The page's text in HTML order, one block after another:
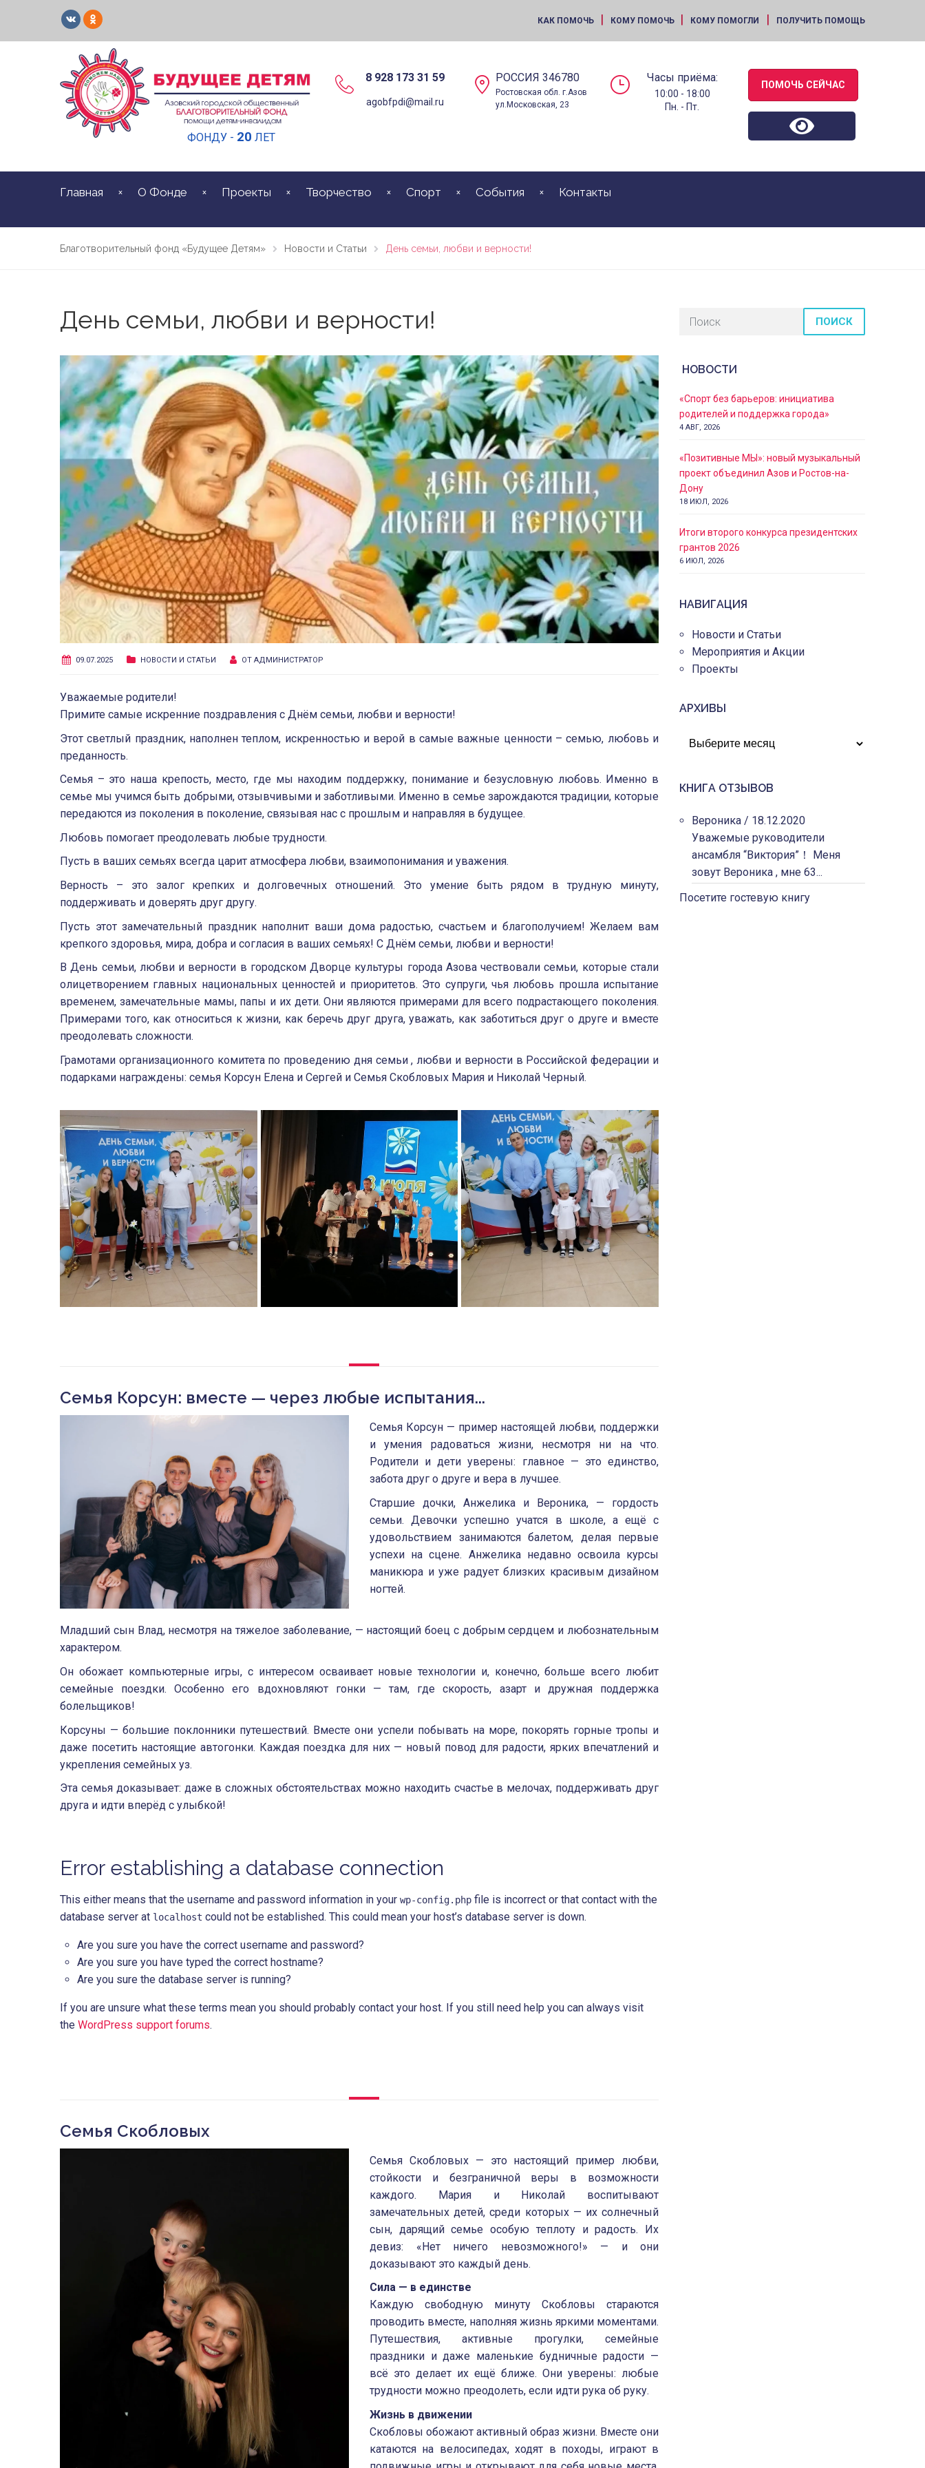
КАК ПОМОЧЬ | КОМУ ПОМОЧЬ | КОМУ ПОМОГЛИ | ПОЛУЧИТЬ ПОМОЩЬ
ФОНДУ - 20 ЛЕТ
8 928 173 31 59
agobfpdi@mail.ru
РОССИЯ 346780
Ростовская обл. г.Азов
ул.Московская, 23
Часы приёма:
10:00 - 18:00
Пн. - Пт.
ПОМОЧЬ СЕЙЧАС
Главная О Фонде Проекты Творчество Спорт События Контакты
Благотворительный фонд «Будущее Детям» Новости и Статьи День семьи, любви и верности!
День семьи, любви и верности!
09.07.2025 НОВОСТИ И СТАТЬИ ОТ АДМИНИСТРАТОР
Уважаемые родители!
Примите самые искренние поздравления с Днём семьи, любви и верности!
Этот светлый праздник, наполнен теплом, искренностью и верой в самые важные ценности – семью, любовь и
преданность.
Семья – это наша крепость, место, где мы находим поддержку, понимание и безусловную любовь. Именно в
семье мы учимся быть добрыми, отзывчивыми и заботливыми. Именно в семье зарождаются традиции, которые
передаются из поколения в поколение, связывая нас с прошлым и направляя в будущее.
Любовь помогает преодолевать любые трудности.
Пусть в ваших семьях всегда царит атмосфера любви, взаимопонимания и уважения.
Верность – это залог крепких и долговечных отношений. Это умение быть рядом в трудную минуту,
поддерживать и доверять друг другу.
Пусть этот замечательный праздник наполнит ваши дома радостью, счастьем и благополучием! Желаем вам
крепкого здоровья, мира, добра и согласия в ваших семьях! С Днём семьи, любви и верности!
В День семьи, любви и верности в городском Дворце культуры города Азова чествовали семьи, которые стали
олицетворением главных национальных ценностей и приоритетов. Это супруги, чья любовь прошла испытание
временем, замечательные мамы, папы и их дети. Они являются примерами для всего подрастающего поколения.
Примерами того, как относиться к жизни, как беречь друг друга, уважать, как заботиться друг о друге и вместе
преодолевать сложности.
Грамотами организационного комитета по проведению дня семьи , любви и верности в Российской федерации и
подарками награждены: семья Корсун Елена и Сергей и Семья Скобловых Мария и Николай Черный.
Семья Корсун: вместе — через любые испытания...
Семья Корсун — пример настоящей любви, поддержки
и умения радоваться жизни, несмотря ни на что.
Родители и дети уверены: главное — это единство,
забота друг о друге и вера в лучшее.
Старшие дочки, Анжелика и Вероника, — гордость
семьи. Девочки успешно учатся в школе, а ещё с
удовольствием занимаются балетом, делая первые
успехи на сцене. Анжелика недавно освоила курсы
маникюра и уже радует близких красивым дизайном
ногтей.
Младший сын Влад, несмотря на тяжелое заболевание, — настоящий боец с добрым сердцем и любознательным
характером.
Он обожает компьютерные игры, с интересом осваивает новые технологии и, конечно, больше всего любит
семейные поездки. Особенно его вдохновляют гонки — там, где скорость, азарт и дружная поддержка
болельщиков!
Корсуны — большие поклонники путешествий. Вместе они успели побывать на море, покорять горные тропы и
даже посетить настоящие автогонки. Каждая поездка для них — новый повод для радости, ярких впечатлений и
укрепления семейных уз.
Эта семья доказывает: даже в сложных обстоятельствах можно находить счастье в мелочах, поддерживать друг
друга и идти вперёд с улыбкой!
Error establishing a database connection
This either means that the username and password information in your wp-config.php file is incorrect or that contact with the
database server at localhost could not be established. This could mean your host’s database server is down.
Are you sure you have the correct username and password?
Are you sure you have typed the correct hostname?
Are you sure the database server is running?
If you are unsure what these terms mean you should probably contact your host. If you still need help you can always visit
the WordPress support forums.
Семья Скобловых
Семья Скобловых— это настоящий пример любви,
стойкости и безграничной веры в возможности
каждого. Мария и Николай воспитывают
замечательных детей, среди которых — их солнечный
сын, дарящий семье особую теплоту и радость. Их
девиз: «Нет ничего невозможного!» — и они
доказывают это каждый день.
Сила — в единстве
Каждую свободную минуту Скобловы стараются
проводить вместе, наполняя жизнь яркими моментами.
Путешествия, активные прогулки, семейные
праздники и даже маленькие будничные радости —
всё это делает их ещё ближе. Они уверены: любые
трудности можно преодолеть, если идти рука об руку.
Жизнь в движении
Скобловы обожают активный образ жизни. Вместе они
катаются на велосипедах, ходят в походы, играют в
ПОИСК
НОВОСТИ
«Спорт без барьеров: инициатива
родителей и поддержка города»
4 АВГ, 2026
«Позитивные МЫ»: новый музыкальный
проект объединил Азов и Ростов-на-
Дону
18 ИЮЛ, 2026
Итоги второго конкурса президентских
грантов 2026
6 ИЮЛ, 2026
НАВИГАЦИЯ
Новости и Статьи
Мероприятия и Акции
Проекты
АРХИВЫ
АРХИВЫ
КНИГА ОТЗЫВОВ
Вероника / 18.12.2020
Уважемые руководители
ансамбля “Виктория”！ Меня
зовут Вероника , мне 63...
Посетите гостевую книгу